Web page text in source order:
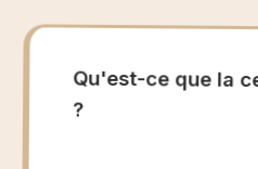
Qu'est-ce que la
?